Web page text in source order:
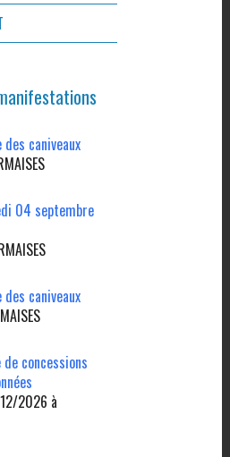
caniveaux
04 septembre
caniveaux
de concessions
2026 à